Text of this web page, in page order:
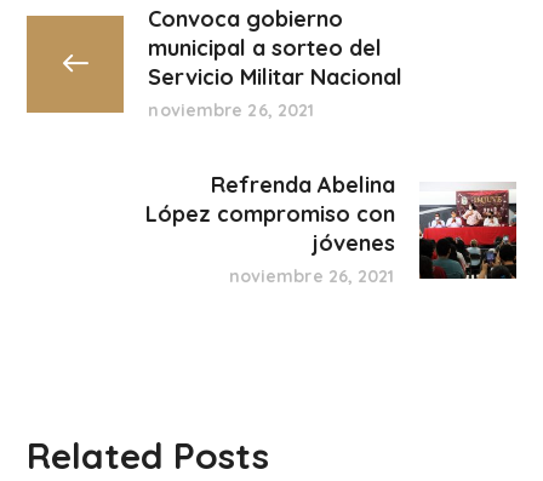
Convoca gobierno
municipal a sorteo del
Servicio Militar Nacional
noviembre 26, 2021
Refrenda Abelina
López compromiso con
jóvenes
noviembre 26, 2021
Related Posts